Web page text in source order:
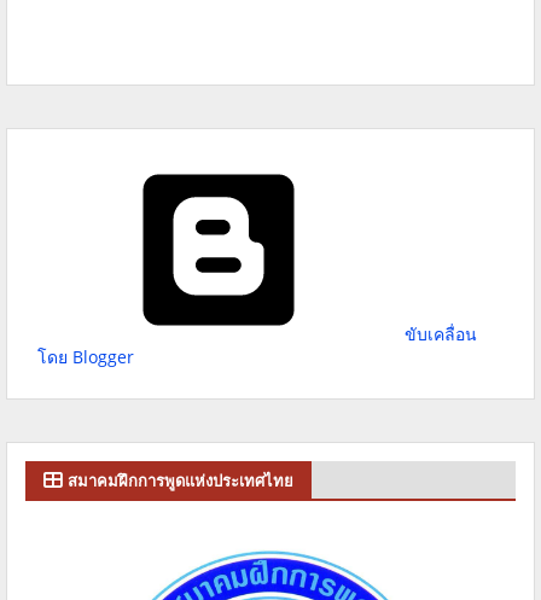
ขับเคลื่อน
โดย Blogger
สมาคมฝึกการพูดแห่งประเทศไทย